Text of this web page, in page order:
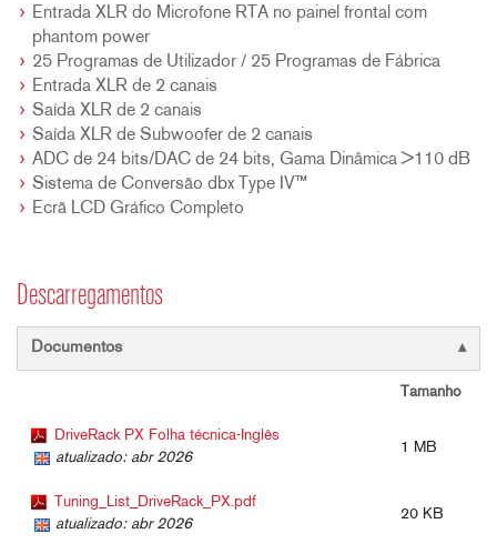
Entrada XLR do Microfone RTA no painel frontal com
phantom power
25 Programas de Utilizador / 25 Programas de Fábrica
Entrada XLR de 2 canais
Saída XLR de 2 canais
Saída XLR de Subwoofer de 2 canais
ADC de 24 bits/DAC de 24 bits, Gama Dinâmica >110 dB
Sistema de Conversão dbx Type IV™
Ecrã LCD Gráfico Completo
Descarregamentos
Documentos
Tamanho
DriveRack PX Folha técnica-Inglês
atualizado: abr 2026
1 MB
Tuning_List_DriveRack_PX.pdf
atualizado: abr 2026
20 KB